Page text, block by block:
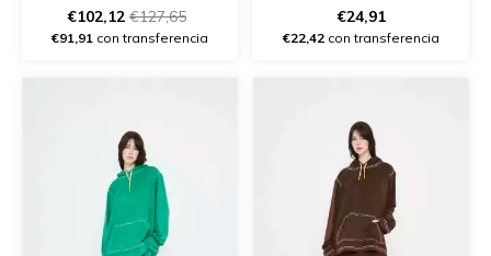
€102,12 €127,65
€91,91 con transferencia
€24,91
€22,42 con transferencia